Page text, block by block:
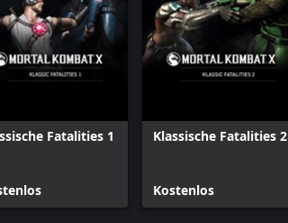
Fatalities 1 Klassische Fatalities 2
Kostenlos